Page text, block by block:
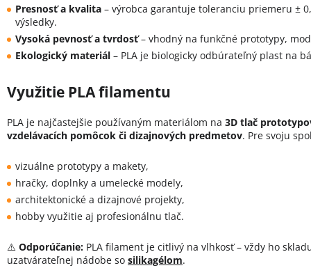
Presnosť a kvalita – výrobca garantuje toleranciu priemeru ±
výsledky.
Vysoká pevnosť a tvrdosť– vhodný na funkčné prototypy,
Ekologický materiál – PLA je biologicky odbúrateľný plast na
Využitie PLA filamentu
PLA je najčastejšie používaným materiálom na 3D tlač
vzdelávacích pomôcok či dizajnových predmetov. Pre svoju
vizuálne prototypy a makety,
hračky, doplnky a umelecké modely,
architektonické a dizajnové projekty,
hobby využitie aj profesionálnu tlač.
⚠️ Odporúčanie: PLA filament je citlivý na vlhkosť – vždy ho
uzatvárateľnej nádobe so silikagélom.